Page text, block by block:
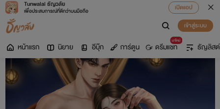
Tunwalai ธัญวลัย
เพื่อประสบการณ์ที่ดีกว่าบนมือถือ
เปิดแอป
เข้าสู่ระบบ
หน้าแรก นิยาย อีบุ๊ก การ์ตูน
มาใหม่
ดรีมแชท ธัญลิสต์